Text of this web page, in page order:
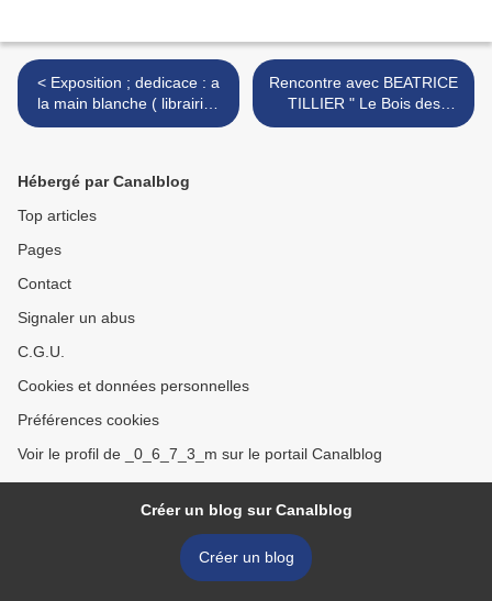
< Exposition ; dedicace : a
la main blanche ( librairie ;
galerie ) waterloo ; belgique
Rencontre avec BEATRICE
TILLIER " Le Bois des
Vierges " T 2 >
Hébergé par Canalblog
Top articles
Pages
Contact
Signaler un abus
C.G.U.
Cookies et données personnelles
Préférences cookies
Voir le profil de _0_6_7_3_m sur le portail Canalblog
Créer un blog sur Canalblog
Créer un blog